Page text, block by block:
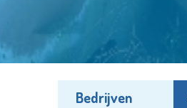
Bedrijven